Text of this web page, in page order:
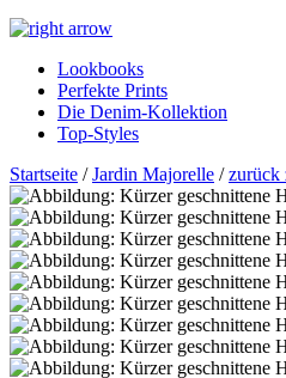
Lookbooks
Perfekte Prints
Die Denim-Kollektion
Top-Styles
Startseite /Jardin Majorelle /zurück